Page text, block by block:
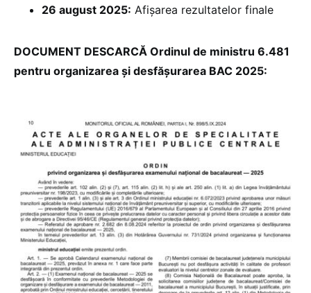
26 august 2025: Afișarea rezultatelor finale
DOCUMENT DESCARCĂ Ordinul de ministru 6.481
pentru organizarea și desfășurarea BAC 2025: